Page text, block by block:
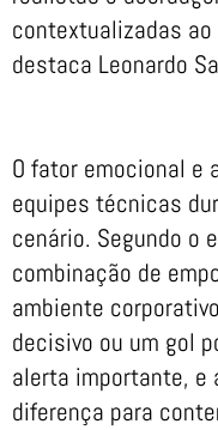
contextualizadas
destaca Leonardo
O fator emocional e
equipes técnicas
cenário. Segundo o
combinação de
ambiente
decisivo ou um gol
alerta importante, e
diferença para